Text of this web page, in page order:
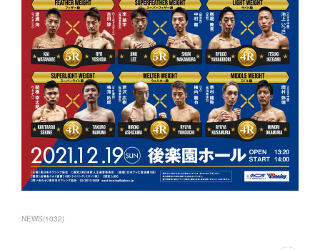
NEWS(1032)